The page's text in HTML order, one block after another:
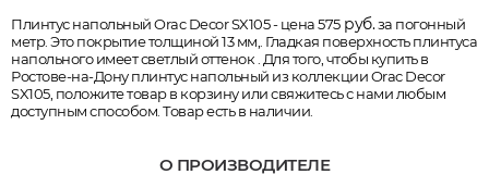
Плинтус напольный Orac Decor SX105 - цена 575руб.за погонный
метр. Это покрытие толщиной 13 мм,. Гладкая поверхность плинтуса
напольного имеет светлый оттенок . Для того, чтобы купить в
Ростове-на-Дону плинтус напольный из коллекции Orac Decor
SX105, положите товар в корзину или свяжитесь с нами любым
доступным способом. Товар есть в наличии.
О ПРОИЗВОДИТЕЛЕ